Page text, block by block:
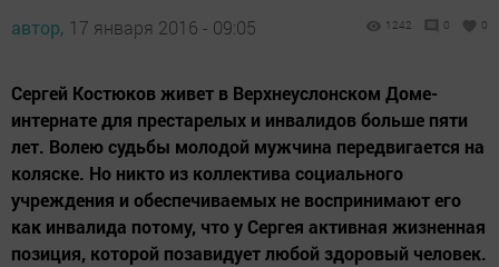
автор, 17 января 2016 - 09:05 1242 0 0
Сергей Костюков живет в Верхнеуслонском Доме-
интернате для престарелых и инвалидов больше пяти
лет. Волею судьбы молодой мужчина передвигается на
коляске. Но никто из коллектива социального
учреждения и обеспечиваемых не воспринимают его
как инвалида потому, что у Сергея активная жизненная
позиция, которой позавидует любой здоровый человек.